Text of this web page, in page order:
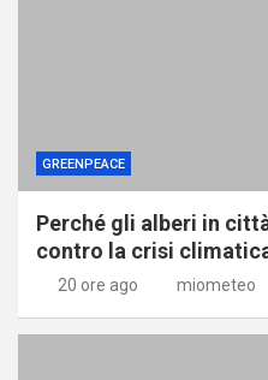
GREENPEACE
Perché gli alberi in
contro la crisi
20 ore ago miometeo